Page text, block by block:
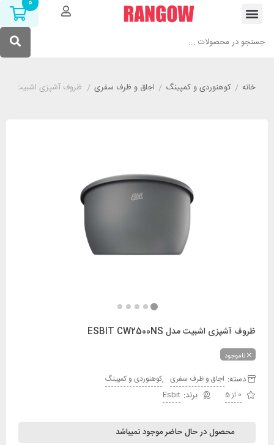
خانه/ کوهنوردی و کمپینگ/ اجاق و ظرف سفری/ ظروف آشپزی اشبیت مدل ESBIT CW2500NS
ظروف آشپزی اشبیت مدل ESBIT CW2500NS
ناموجود
دسته: اجاق و ظرف سفری
کوهنوردی و کمپینگ
0 از 5
Esbit
محصول در حال حاضر موجود نمیباشد